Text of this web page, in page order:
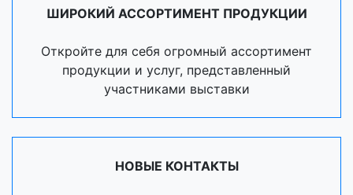
ШИРОКИЙ АССОРТИМЕНТ ПРОДУКЦИИ
Откройте для себя огромный ассортимент
продукции и услуг, представленный
участниками выставки
НОВЫЕ КОНТАКТЫ